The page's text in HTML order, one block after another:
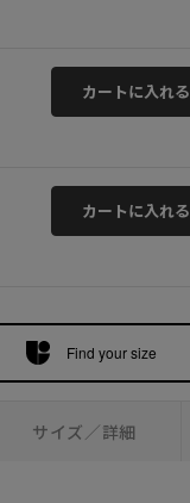
カートに入れる
カートに入れる
Find your size
サイズ／詳細